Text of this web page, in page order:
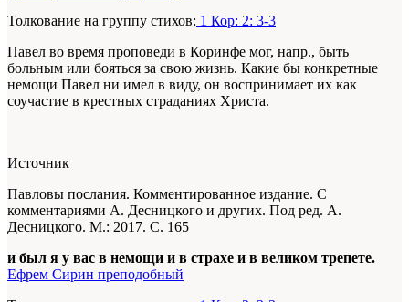
Толкование на группу стихов: 1 Кор: 2: 3-3
Павел во время проповеди в Коринфе мог, напр., быть
больным или бояться за свою жизнь. Какие бы конкретные
немощи Павел ни имел в виду, он воспринимает их как
соучастие в крестных страданиях Христа.
Источник
Павловы послания. Комментированное издание. С
комментариями А. Десницкого и других. Под ред. А.
Десницкого. М.: 2017. С. 165
и был я у вас в немощи и в страхе и в великом трепете.
Ефрем Сирин преподобный